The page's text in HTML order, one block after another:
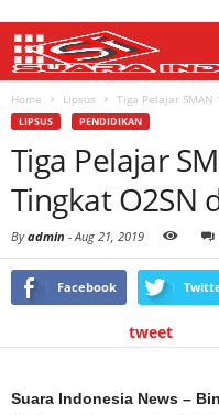
Home Lipsus Tiga Pelajar
LIPSUS PENDIDIKAN
Tiga Pelajar
Tingkat O2SN
Byadmin - Aug 21, 2019
Facebook
tweet
Suara Indonesia News –